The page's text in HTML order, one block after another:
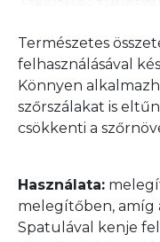
Természetes
felhasználásával
Könnyen
szőrszálakat is
csökkenti a
Használata:
melegítőben, amíg
Spatulával kenje